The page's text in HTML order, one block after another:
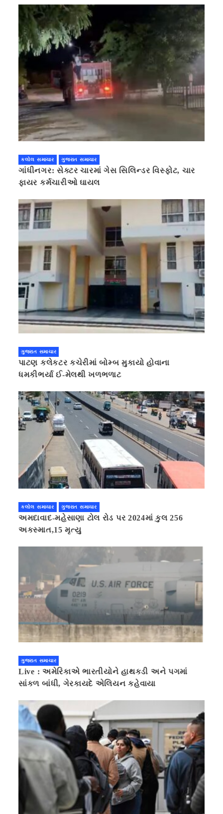
કલોલ સમાચાર ગુજરાત સમાચાર
ગાંધીનગર: સેક્ટર ચારમાં ગેસ સિલિન્ડર વિસ્ફોટ, ચાર
ફાયર કર્મચારીઓ ઘાયલ
ગુજરાત સમાચાર
પાટણ કલેકટર કચેરીમાં બોમ્બ મુકાયો હોવાના
ધમકીભર્યા ઈ-મેલથી ખળભળાટ
કલોલ સમાચાર ગુજરાત સમાચાર
અમદાવાદ-મહેસાણા ટોલ રોડ પર 2024માં કુલ 256
અકસ્માત,15 મૃત્યુ
ગુજરાત સમાચાર
Live : અમેરિકાએ ભારતીયોને હાથકડી અને પગમાં
સાંકળ બાંધી, ગેરકાયદે એલિયન કહેવાયા